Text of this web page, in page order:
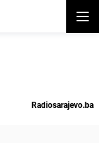
Radiosarajevo.ba